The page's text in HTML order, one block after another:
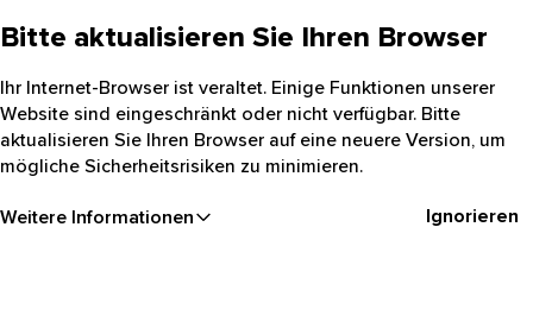
Bitte aktualisieren Sie Ihren Browser
Ihr Internet-Browser ist veraltet. Einige Funktionen unserer
Website sind eingeschränkt oder nicht verfügbar. Bitte
aktualisieren Sie Ihren Browser auf eine neuere Version, um
mögliche Sicherheitsrisiken zu minimieren.
Weitere Informationen Ignorieren